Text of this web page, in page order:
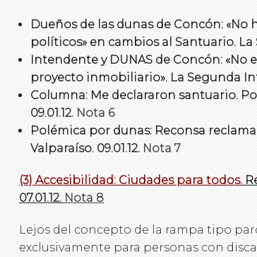
Dueños de las dunas de Concón:
políticos» en cambios al Santuario. La
Intendente y DUNAS de Concón:
proyecto inmobiliario». La Segunda
Columna: Me declararon santuario.
09.01.12. Nota 6
Polémica por dunas: Reconsa
Valparaíso. 09.01.12. Nota 7
(3) Accesibilidad: Ciudades para todos.
07.01.12. Nota 8
Lejos del concepto de la rampa tipo
exclusivamente para personas con